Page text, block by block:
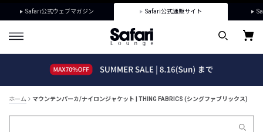
Safari公式ウェブマガジン Safari公式通販サイト
ホーム マウンテンパーカ/ナイロンジャケット | THING FABRICS (シングファブリックス)